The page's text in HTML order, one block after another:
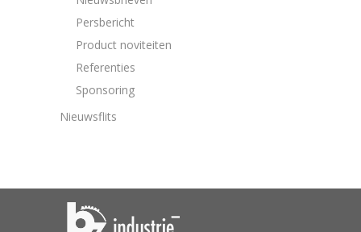
Persbericht
Product noviteiten
Referenties
Sponsoring
Nieuwsflits